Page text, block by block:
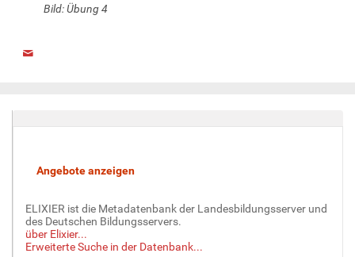
Bild: Übung 4
ELIXIER ist die Metadatenbank der Landesbildungsserver und
des Deutschen Bildungsservers.
über Elixier...
Erweiterte Suche in der Datenbank...